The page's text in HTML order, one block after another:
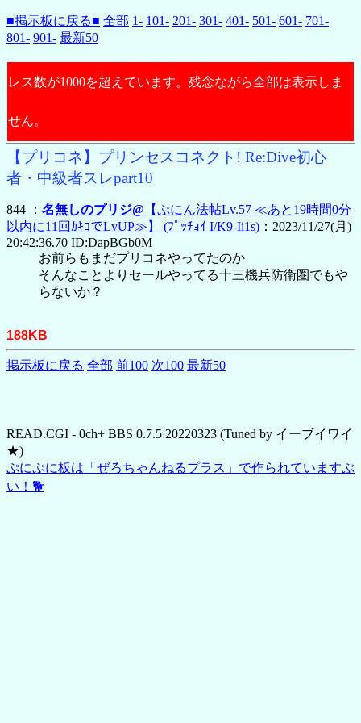
■掲示板に戻る■ 全部 1- 101- 201- 301- 401- 501- 601- 701-
801- 901- 最新50
レス数が1000を超えています。残念ながら全部は表示しま
せん。
【プリコネ】プリンセスコネクト! Re:Dive初心
者・中級者スレpart10
844 ： 名無しのプリジ@ 【ぷにん法帖Lv.57 ≪あと19時間0分
以内に11回ｶｷｺでLvUP≫】
(ﾌﾟｯﾁｮｲ I/K9-Ii1s) ：2023/11/27(月)
20:42:36.70 ID:DapBGb0M
お前らもまだプリコネやってたのか
そんなことよりセールやってる十三機兵防衛圏でもや
らないか？
188KB
掲示板に戻る 全部 前100 次100 最新50
READ.CGI - 0ch+ BBS 0.7.5 20220323 (Tuned by イーブイワイ
★)
ぷにぷに板は「ぜろちゃんねるプラス」で作られていますぶ
い！🐕